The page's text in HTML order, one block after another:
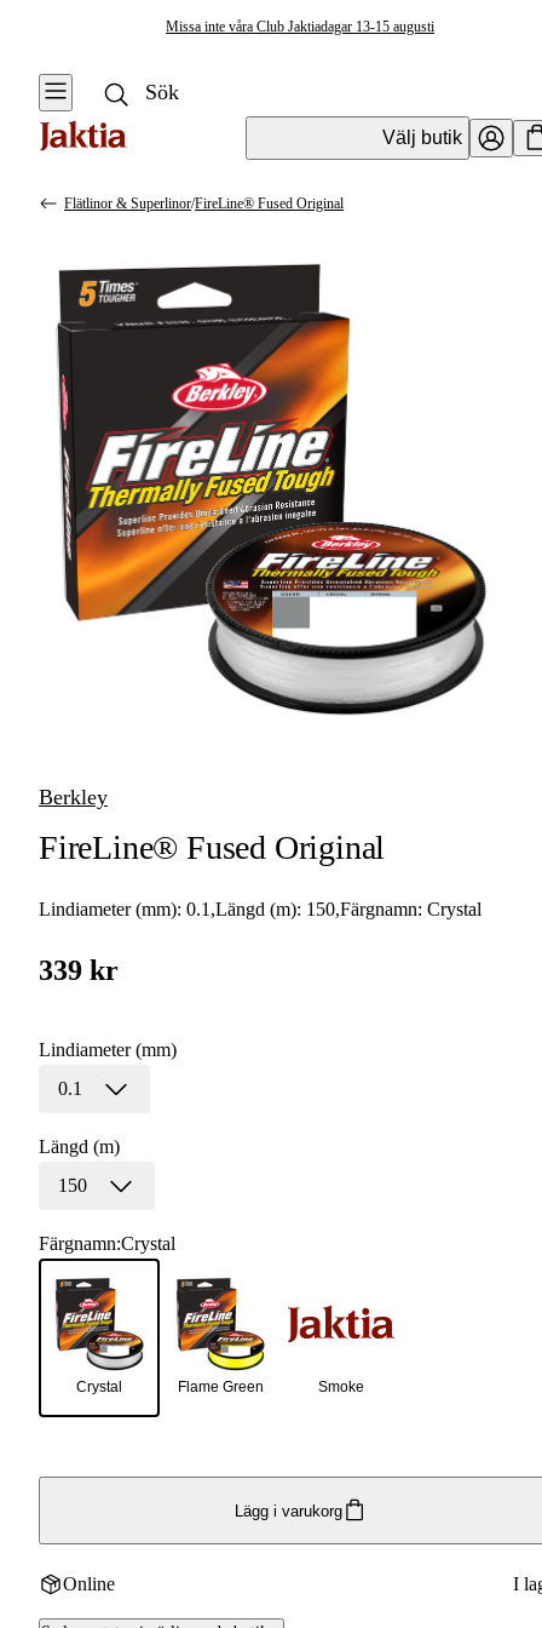
Missa inte våra Club Jaktiadagar 13-15 augusti
Välj butik
Isfiskelinor &
Ismetelinor
Nylonlinor
Fluorocarbonlinor
Flugfiskelinor
Flätlinor &
Superlinor
Se alla Flätlinor
& Superlinor
Flätlinor & Superlinor/FireLine® Fused Original
Berkley
FireLine® Fused Original
Lindiameter (mm): 0.1 ,Längd (m): 150,Färgnamn: Crystal
339 kr
Lindiameter (mm)
0.1
Längd (m)
150
Färgnamn:Crystal
Crystal Flame Green Smoke
Lägg i varukorg
Online I